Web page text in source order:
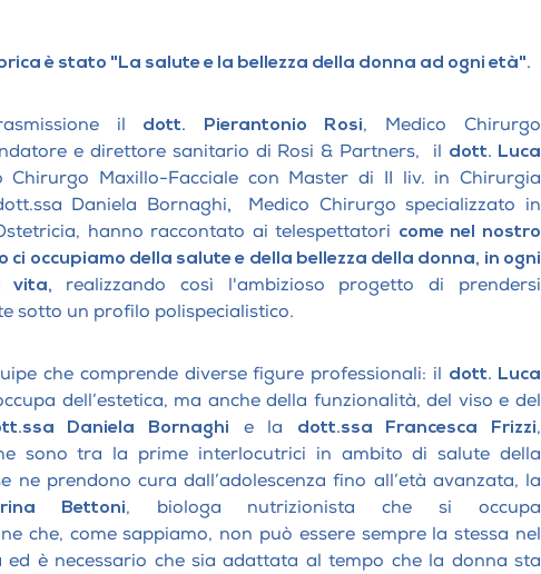
è stato "La salute e la bellezza della donna ad ogni età".
il dott. Pierantonio Rosi, Medico Chirurgo
e direttore sanitario di Rosi & Partners, il dott. Luca
Chirurgo Maxillo-Facciale con Master di II liv. in Chirurgia
Daniela Bornaghi, Medico Chirurgo specializzato in
hanno raccontato ai telespettatori come nel nostro
occupiamo della salute e della bellezza della donna, in ogni
vita, realizzando così l'ambizioso progetto di prendersi
sotto un profilo polispecialistico.
che comprende diverse figure professionali: il dott. Luca
dell’estetica, ma anche della funzionalità, del viso e del
Daniela Bornaghi e la dott.ssa Francesca Frizzi,
sono tra la prime interlocutrici in ambito di salute della
ne prendono cura dall’adolescenza fino all’età avanzata, la
Bettoni, biologa nutrizionista che si occupa
che, come sappiamo, non può essere sempre la stessa nel
ed è necessario che sia adattata al tempo che la donna sta